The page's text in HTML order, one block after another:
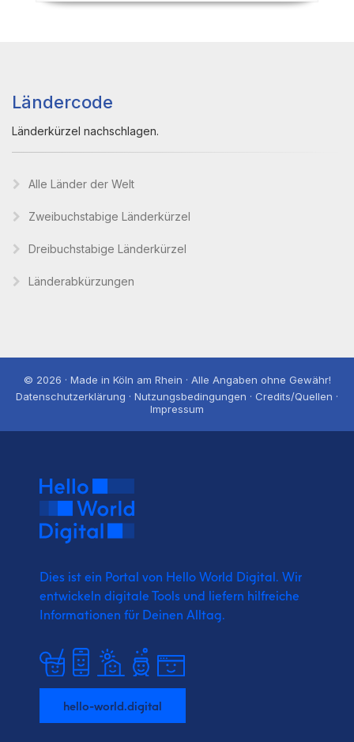
Ländercode
Länderkürzel nachschlagen.
Alle Länder der Welt
Zweibuchstabige Länderkürzel
Dreibuchstabige Länderkürzel
Länderabkürzungen
© 2026 · Made in Köln am Rhein · Alle Angaben ohne Gewähr!
Datenschutzerklärung · Nutzungsbedingungen · Credits/Quellen ·
Impressum
Dies ist ein Portal von Hello World Digital. Wir
entwickeln digitale Tools und liefern hilfreiche
Informationen für Deinen Alltag.
hello-world.digital